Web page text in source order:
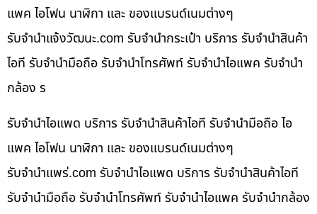
แพค ไอโฟน นาฬิกา และ ของแบรนด์เนมต่างๆ
รับจํานําแจ้งวัฒนะ.com รับจำนำกระเป๋า บริการ รับจำนำสินค้า
ไอที รับจำนำมือถือ รับจำนำโทรศัพท์ รับจำนำไอแพค รับจำนำ
กล้อง ร
รับจำนำไอแพด บริการ รับจำนำสินค้าไอที รับจำนำมือถือ ไอ
แพค ไอโฟน นาฬิกา และ ของแบรนด์เนมต่างๆ
รับจํานําแพร่.com รับจำนำไอแพด บริการ รับจำนำสินค้าไอที
รับจำนำมือถือ รับจำนำโทรศัพท์ รับจำนำไอแพค รับจำนำกล้อง